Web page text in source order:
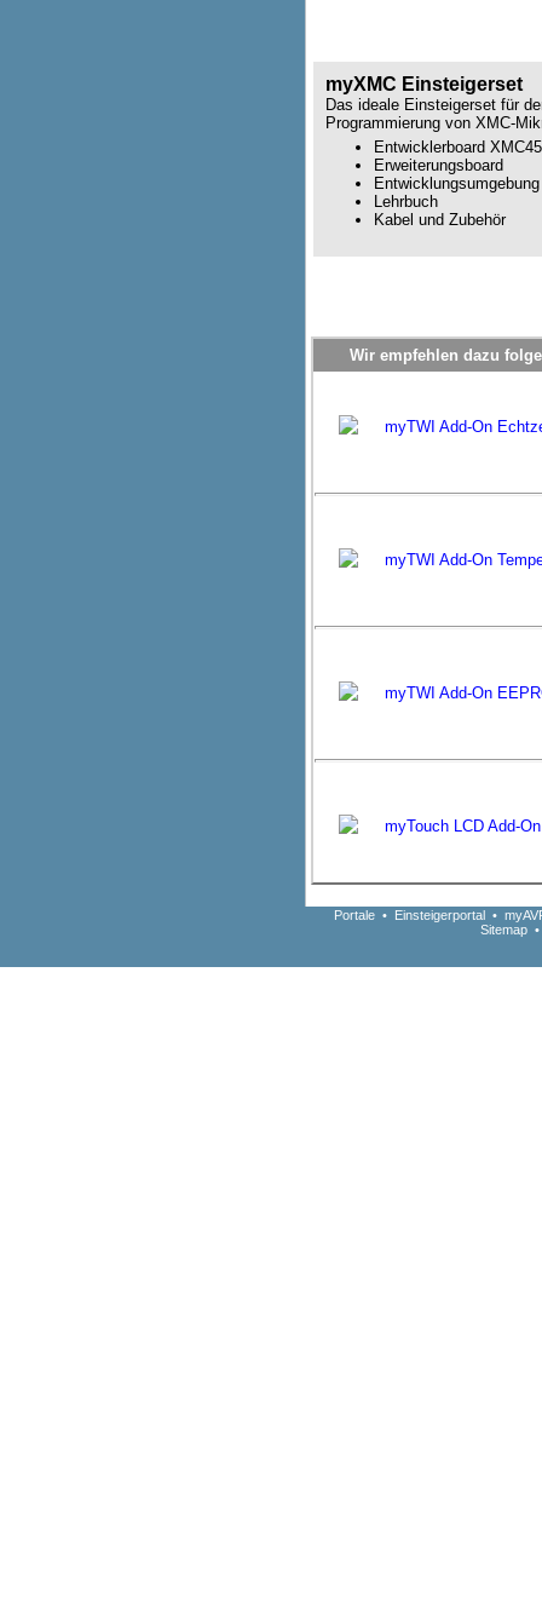
myXMC Einsteigerset
Das ideale Einsteigerset für
Programmierung von XMC-
Entwicklerboard
Erweiterungsboard
Lehrbuch
Kabel und Zubehör
Wir empfehlen dazu
myTWI Add-On
myTWI Add-On
myTWI Add-On
myTouch LCD Add-
Portale • Einsteigerportal •
Sitemap